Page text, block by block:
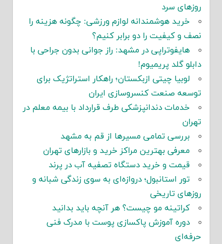
روزهای سرد
خرید هوشمندانه لوازم ورزشی: چگونه هزینه را
نصف و کیفیت را دو برابر کنیم؟
هایفوتراپی در مشهد: راز جوانی بدون جراحی با
دابلو گلد پریمیوم!
لوبیا چیتی ازبکستان؛ راهکار استراتژیک برای
توسعه صنعت کنسروسازی ایران
خدمات دندانپزشکی طرف قرارداد با بیمه معلم در
تهران
بررسی تمامی مسیرها از قم به مشهد
معرفی بهترین مراکز خرید و بازارهای تهران
قیمت و خرید دستگاه تصفیه آب در پرند
تور استانبول؛ دروازه‌ای به سوی زندگی شبانه و
روزهای تاریخی
کراتینه مو چیست؟ هر آنچه باید بدانید
دوره آموزش پاکسازی پوست با مدرک فنی
حرفه‌ای